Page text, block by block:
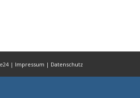
| Impressum | Datenschutz